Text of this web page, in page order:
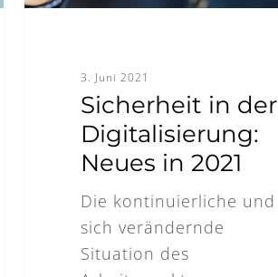
3. Juni 2021
Sicherheit in der
Digitalisierung:
Neues in 2021
Die kontinuierliche und
sich verändernde
Situation des